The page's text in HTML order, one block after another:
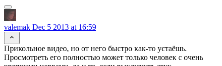
valemak Dec 5 2013 at 16:59
Прикольное видео, но от него быстро как-то устаёшь.
Просмотреть его полностью может только человек с очень